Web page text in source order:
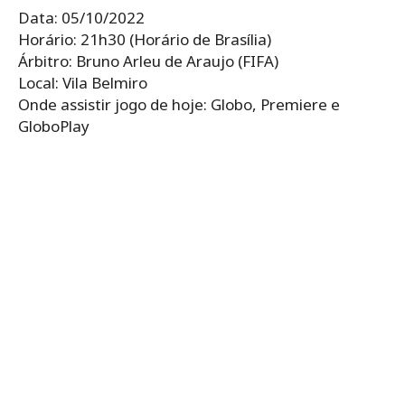
Data: 05/10/2022
Horário: 21h30 (Horário de Brasília)
Árbitro: Bruno Arleu de Araujo (FIFA)
Local: Vila Belmiro
Onde assistir jogo de hoje: Globo, Premiere e
GloboPlay